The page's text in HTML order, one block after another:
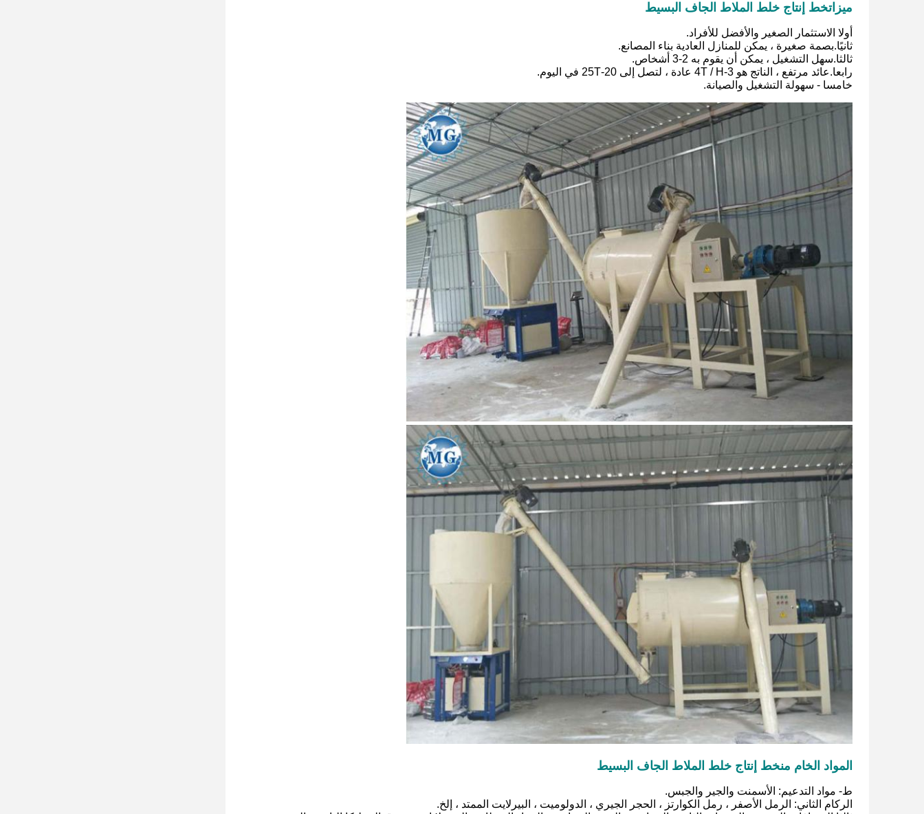
ميزاتخط إنتاج خلط الملاط الجاف البسيط
أولا الاستثمار الصغير والأفضل للأفراد.
ثانيًا.بصمة صغيرة ، يمكن للمنازل العادية بناء المصانع.
ثالثا.سهل التشغيل ، يمكن أن يقوم به 2-3 أشخاص.
رابعا.عائد مرتفع ، الناتج هو 3-4T / H عادة ، لتصل إلى 20-25T في اليوم.
خامسا - سهولة التشغيل والصيانة.
المواد الخام منخط إنتاج خلط الملاط الجاف البسيط
ط- مواد التدعيم: الأسمنت والجير والجبس.
الركام الثاني: الرمل الأصفر ، رمل الكوارتز ، الحجر الجيري ، الدولوميت ، البيرلايت الممتد ، إلخ.